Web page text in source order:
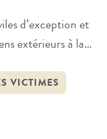
d’exception et
extérieurs à la
dans de
ou moins
la conciliation, les
VICTIMES